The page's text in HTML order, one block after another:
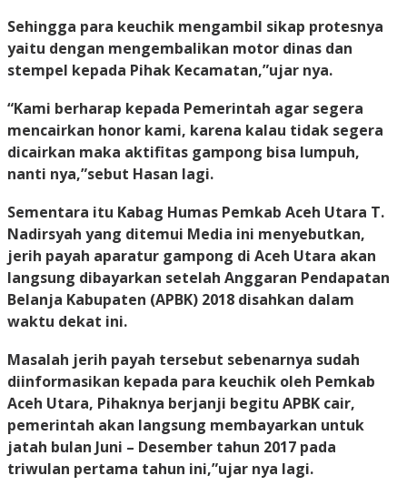
Sehingga para keuchik mengambil sikap protesnya
yaitu dengan mengembalikan motor dinas dan
stempel kepada Pihak Kecamatan,”ujar nya.
“Kami berharap kepada Pemerintah agar segera
mencairkan honor kami, karena kalau tidak segera
dicairkan maka aktifitas gampong bisa lumpuh,
nanti nya,”sebut Hasan lagi.
Sementara itu Kabag Humas Pemkab Aceh Utara T.
Nadirsyah yang ditemui Media ini menyebutkan,
jerih payah aparatur gampong di Aceh Utara akan
langsung dibayarkan setelah Anggaran Pendapatan
Belanja Kabupaten (APBK) 2018 disahkan dalam
waktu dekat ini.
Masalah jerih payah tersebut sebenarnya sudah
diinformasikan kepada para keuchik oleh Pemkab
Aceh Utara, Pihaknya berjanji begitu APBK cair,
pemerintah akan langsung membayarkan untuk
jatah bulan Juni – Desember tahun 2017 pada
triwulan pertama tahun ini,”ujar nya lagi.